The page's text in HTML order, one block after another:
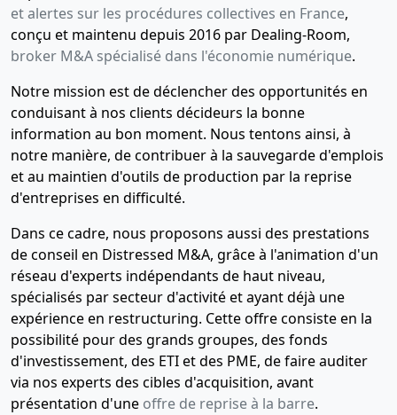
et alertes sur les procédures collectives en France,
conçu et maintenu depuis 2016 par Dealing-Room,
broker M&A spécialisé dans l'économie numérique.
Notre mission est de déclencher des opportunités en
conduisant à nos clients décideurs la bonne
information au bon moment. Nous tentons ainsi, à
notre manière, de contribuer à la sauvegarde d'emplois
et au maintien d'outils de production par la reprise
d'entreprises en difficulté.
Dans ce cadre, nous proposons aussi des prestations
de conseil en Distressed M&A, grâce à l'animation d'un
réseau d'experts indépendants de haut niveau,
spécialisés par secteur d'activité et ayant déjà une
expérience en restructuring. Cette offre consiste en la
possibilité pour des grands groupes, des fonds
d'investissement, des ETI et des PME, de faire auditer
via nos experts des cibles d'acquisition, avant
présentation d'une offre de reprise à la barre.